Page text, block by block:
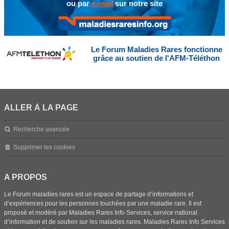
ou pare-mailsur notre site
Le Forum Maladies Rares fonctionne
grâce au soutien de l'AFM-Téléthon
ALLER À LA PAGE
Recherche avancée
Supprimer les cookies
A PROPOS
Le Forum maladies rares est un espace de partage d’informations et
d’expériences pour les personnes touchées par une maladie rare. Il est
proposé et modéré par Maladies Rares Info Services, service national
d’information et de soutien sur les maladies rares. Maladies Rares Info Services